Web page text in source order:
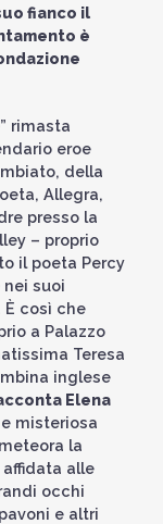
fianco il
è
rimasta
eroe
della
Allegra,
presso la
– proprio
il poeta Percy
suoi
È così che
a Palazzo
Teresa
inglese
Elena
misteriosa
la
alle
occhi
e altri